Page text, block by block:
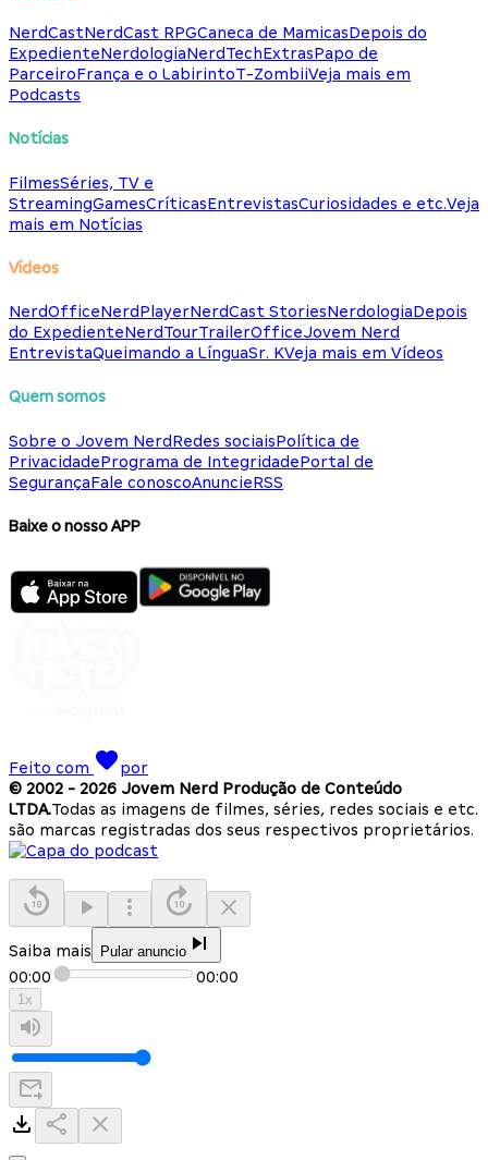
NerdCastNerdCast RPGCaneca de MamicasDepois do
ExpedienteNerdologiaNerdTechExtrasPapo de
ParceiroFrança e o LabirintoT-ZombiiVeja mais em
Podcasts
Notícias
FilmesSéries, TV e
StreamingGamesCríticasEntrevistasCuriosidades e etc.Veja
mais em Notícias
Vídeos
NerdOfficeNerdPlayerNerdCast StoriesNerdologiaDepois
do ExpedienteNerdTourTrailerOfficeJovem Nerd
EntrevistaQueimando a LínguaSr. KVeja mais em Vídeos
Quem somos
Sobre o Jovem NerdRedes sociaisPolítica de
PrivacidadePrograma de IntegridadePortal de
SegurançaFale conoscoAnuncieRSS
Baixe o nosso APP
Feito com
por
© 2002 - 2026 Jovem Nerd Produção de Conteúdo
LTDA.Todas as imagens de filmes, séries, redes sociais e etc.
são marcas registradas dos seus respectivos proprietários.
Saiba mais Pular anuncio
00:00 00:00
1x